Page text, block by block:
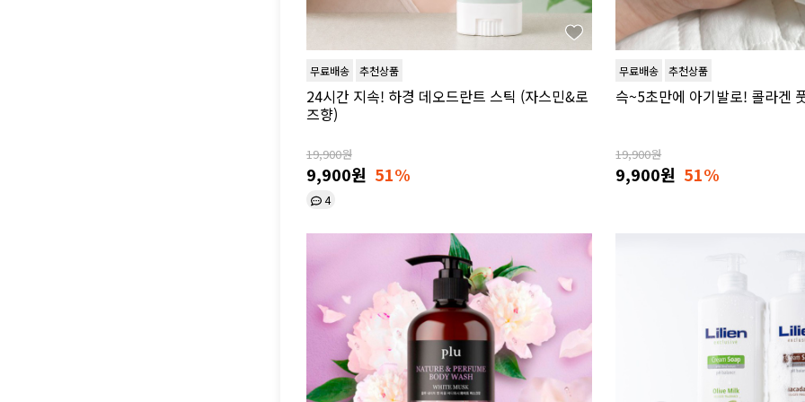
무료배송 추천상품
24시간 지속! 하경 데오드란트 스틱 (자스민&로
즈향)
19,900원
9,900원 51%
4
무료배송 추천상품
슥~5초만에 아기발로! 콜라겐
19,900원
9,900원 51%